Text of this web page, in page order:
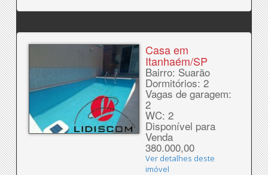
Casa em
Itanhaém/SP
Bairro: Suarão
Dormitórios: 2
Vagas de garagem:
2
WC: 2
Disponível para
Venda
380.000,00
Ver detalhes deste
imóvel